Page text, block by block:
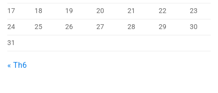
17
18 19 20 21 22
23
24
25 26 27 28 29
30
31
« Th6